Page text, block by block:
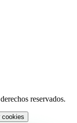
reservados.
cookies